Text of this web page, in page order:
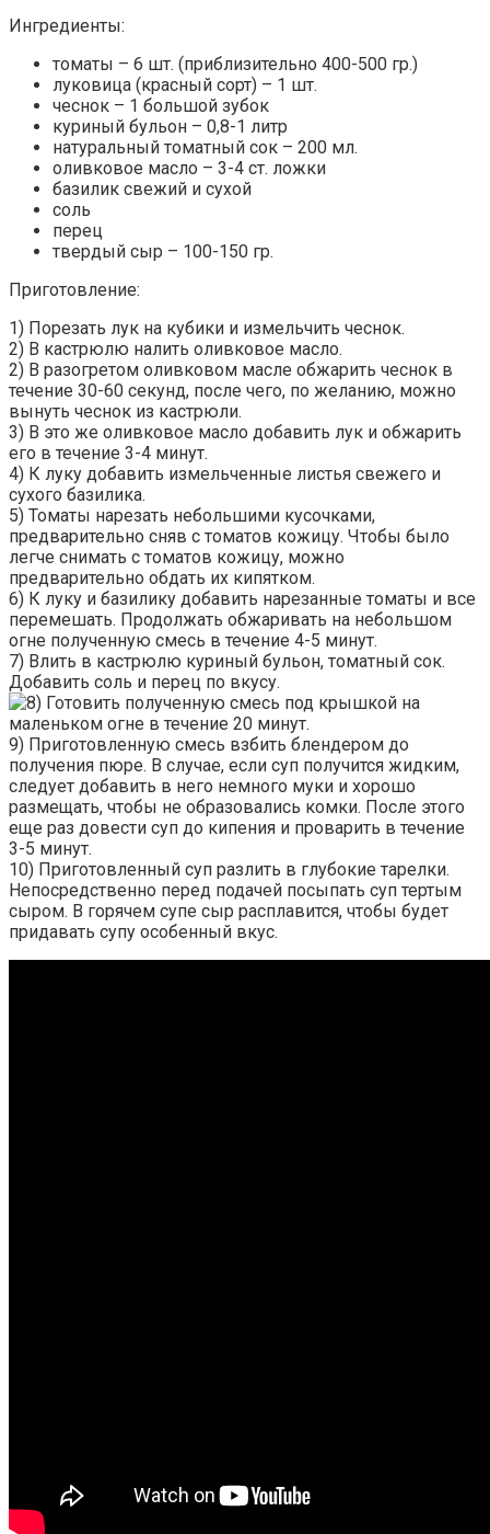
Ингредиенты:
томаты – 6 шт. (приблизительно 400-500 гр.)
луковица (красный сорт) – 1 шт.
чеснок – 1 большой зубок
куриный бульон – 0,8-1 литр
натуральный томатный сок – 200 мл.
оливковое масло – 3-4 ст. ложки
базилик свежий и сухой
соль
перец
твердый сыр – 100-150 гр.
Приготовление:
1) Порезать лук на кубики и измельчить чеснок.
2) В кастрюлю налить оливковое масло.
2) В разогретом оливковом масле обжарить чеснок в
течение 30-60 секунд, после чего, по желанию, можно
вынуть чеснок из кастрюли.
3) В это же оливковое масло добавить лук и обжарить
его в течение 3-4 минут.
4) К луку добавить измельченные листья свежего и
сухого базилика.
5) Томаты нарезать небольшими кусочками,
предварительно сняв с томатов кожицу. Чтобы было
легче снимать с томатов кожицу, можно
предварительно обдать их кипятком.
6) К луку и базилику добавить нарезанные томаты и все
перемешать. Продолжать обжаривать на небольшом
огне полученную смесь в течение 4-5 минут.
7) Влить в кастрюлю куриный бульон, томатный сок.
Добавить соль и перец по вкусу.
Готовить полученную смесь под крышкой на
маленьком огне в течение 20 минут.
9) Приготовленную смесь взбить блендером до
получения пюре. В случае, если суп получится жидким,
следует добавить в него немного муки и хорошо
размещать, чтобы не образовались комки. После этого
еще раз довести суп до кипения и проварить в течение
3-5 минут.
10) Приготовленный суп разлить в глубокие тарелки.
Непосредственно перед подачей посыпать суп тертым
сыром. В горячем супе сыр расплавится, чтобы будет
придавать супу особенный вкус.